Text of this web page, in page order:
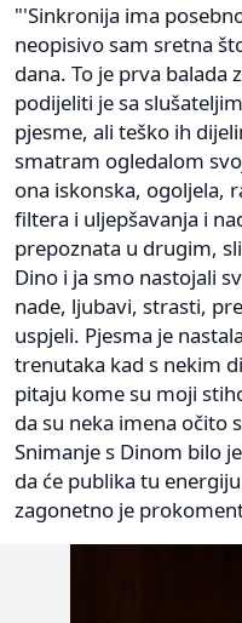
"'Sinkronija ima
neopisivo sam sretna
dana. To je prva balada
podijeliti je sa
pjesme, ali teško ih
smatram ogledalom
ona iskonska, ogoljela,
filtera i uljepšavanja i
prepoznata u drugim,
Dino i ja smo nastojali
nade, ljubavi, strasti,
uspjeli. Pjesma je
trenutaka kad s nekim
pitaju kome su moji
da su neka imena očito
Snimanje s Dinom bilo
da će publika tu
zagonetno je